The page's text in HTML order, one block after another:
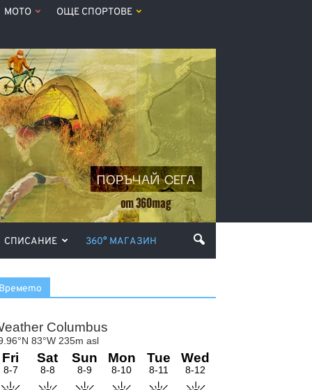
МОТО ОЩЕ СПОРТОВЕ
СПИСАНИЕ 360° МАГАЗИН